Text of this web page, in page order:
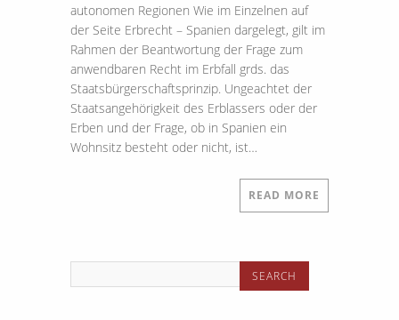
autonomen Regionen Wie im Einzelnen auf
der Seite Erbrecht – Spanien dargelegt, gilt im
Rahmen der Beantwortung der Frage zum
anwendbaren Recht im Erbfall grds. das
Staatsbürgerschaftsprinzip. Ungeachtet der
Staatsangehörigkeit des Erblassers oder der
Erben und der Frage, ob in Spanien ein
Wohnsitz besteht oder nicht, ist…
READ MORE